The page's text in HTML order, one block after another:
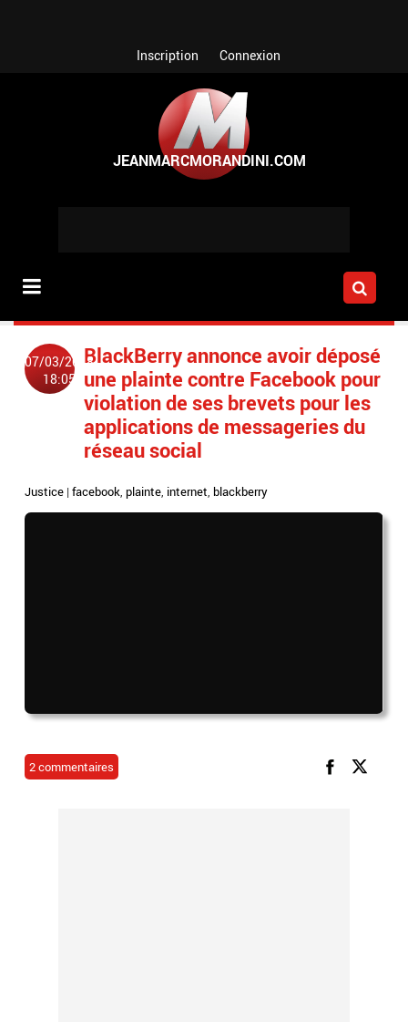
Inscription Connexion
07/03/2018
18:05
BlackBerry annonce avoir déposé
une plainte contre Facebook pour
violation de ses brevets pour les
applications de messageries du
réseau social
Justice |facebook,plainte, internet,blackberry
2 commentaires